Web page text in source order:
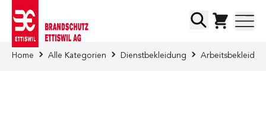
Suche
Home Alle Kategorien Dienstbekleidung